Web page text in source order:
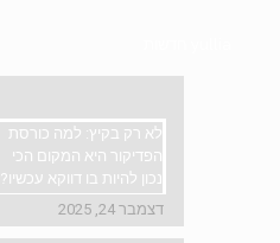
לא רק בקיץ: למה כורסת
הפדיקור היא המקום הכי
נכון להיות בו דווקא עכשיו?
דצמבר 24, 2025